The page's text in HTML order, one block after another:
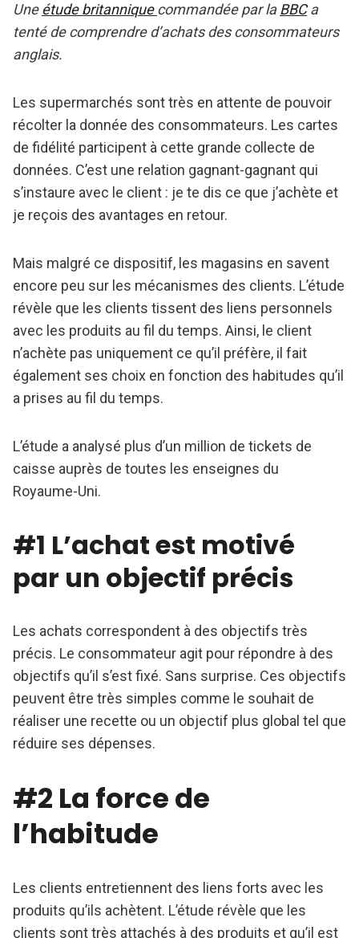
Uneétude britanniquecommandée par laBBCa
tenté de comprendre d’achats des consommateurs
anglais.
Les supermarchés sont très en attente de pouvoir
récolter la donnée des consommateurs. Les cartes
de fidélité participent à cette grande collecte de
données. C’est une relation gagnant-gagnant qui
s’instaure avec le client : je te dis ce que j’achète et
je reçois des avantages en retour.
Mais malgré ce dispositif, les magasins en savent
encore peu sur les mécanismes des clients. L’étude
révèle que les clients tissent des liens personnels
avec les produits au fil du temps. Ainsi, le client
n’achète pas uniquement ce qu’il préfère, il fait
également ses choix en fonction des habitudes qu’il
a prises au fil du temps.
L’étude a analysé plus d’un million de tickets de
caisse auprès de toutes les enseignes du
Royaume-Uni.
#1 L’achat est motivé
par un objectif précis
Les achats correspondent à des objectifs très
précis. Le consommateur agit pour répondre à des
objectifs qu’il s’est fixé. Sans surprise. Ces objectifs
peuvent être très simples comme le souhait de
réaliser une recette ou un objectif plus global tel que
réduire ses dépenses.
#2 La force de
l’habitude
Les clients entretiennent des liens forts avec les
produits qu’ils achètent. L’étude révèle que les
clients sont très attachés à des produits et qu’il est